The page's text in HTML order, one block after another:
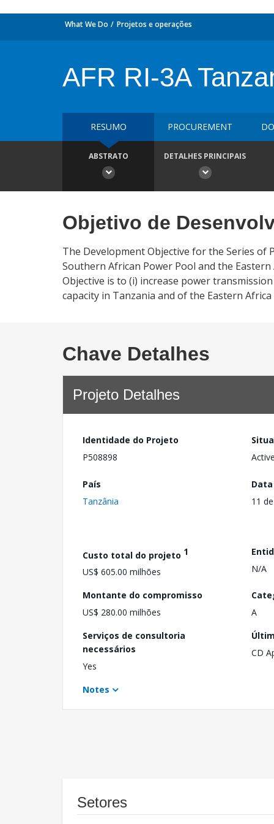
What We Do Projetos e operações
AFR RI-3A
RESUMO PROCUREMENT
ABSTRATO DETALHES PRINCIPAIS
Objetivo de
The Development Objective for the Series
Southern African Power Pool and the
Objective is to (i) increase power
capacity in Tanzania and of the Eastern
Chave Detalhes
Projeto Detalhes
Identidade do Projeto
P508898
País
Tanzânia
11
Custo total do projeto 1
US$ 605.00 milhões
N/A
Montante do compromisso
US$ 280.00 milhões
A
Serviços de consultoria
necessários
Yes
CD
Notes
Setores